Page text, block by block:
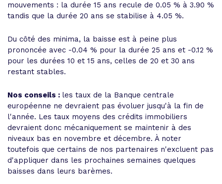
mouvements : la durée 15 ans recule de 0.05 % à 3.90 %
tandis que la durée 20 ans se stabilise à 4.05 %.
Du côté des minima, la baisse est à peine plus
prononcée avec -0.04 % pour la durée 25 ans et -0.12 %
pour les durées 10 et 15 ans, celles de 20 et 30 ans
restant stables.
Nos conseils : les taux de la Banque centrale
européenne ne devraient pas évoluer jusqu'à la fin de
l'année. Les taux moyens des crédits immobiliers
devraient donc mécaniquement se maintenir à des
niveaux bas en novembre et décembre. À noter
toutefois que certains de nos partenaires n'excluent pas
d'appliquer dans les prochaines semaines quelques
baisses dans leurs barèmes.